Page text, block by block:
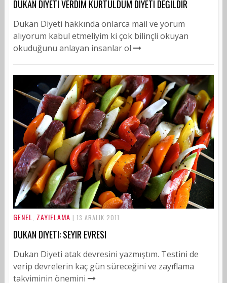
DUKAN DIYETI VERDIM KURTULDUM DIYETI DEĞILDIR
Dukan Diyeti hakkında onlarca mail ve yorum
alıyorum kabul etmeliyim ki çok bilinçli okuyan
okuduğunu anlayan insanlar ol
GENEL ZAYIFLAMA | 13 ARALIK 2011
DUKAN DIYETI: SEYIR EVRESI
Dukan Diyeti atak devresini yazmıştım. Testini de
verip devrelerin kaç gün süreceğini ve zayıflama
takviminin önemini